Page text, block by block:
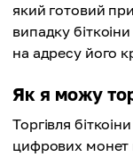
який готовий
випадку
на адресу його
Як я можу
Торгівля
цифрових монет